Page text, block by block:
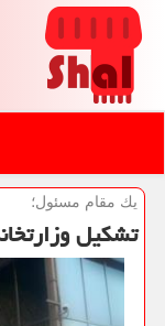
یك مقام مسئول؛
تشكیل